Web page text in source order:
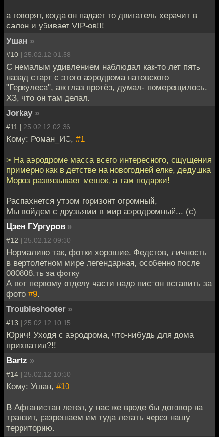
а говорят, когда он падает то двигатель херачит в
салон и убивает VIP-ов!!!
Ушан »
#10 | 25.02.12 01:58
С немалым удивлением наблюдал как-то лет пять
назад старт с этого аэродрома натовского
"Геркулеса", аж глаз протёр, думал- померещилось.
ХЗ, что он там делал.
Jorkay »
#11 | 25.02.12 02:36
Кому: Роман_ИС, #1
> На аэродроме масса всего интересного, ощущения
примерно как в детстве на новогодней елке, дедушка
Мороз развязывает мешок, а там подарки!
Распахнется утром горизонт огромный,
Мы войдем с друзьями в мир аэродромный... (с)
Цзен ГУргуров »
#12 | 25.02.12 09:30
Нормалино так, фотки хорошие. Федотов, личность
в вертолетном мире легендарная, особенно после
080808.ть за фотку
А вот первому отделу части надо пистон вставить за
фото #9.
Troubleshooter »
#13 | 25.02.12 10:15
Юрич! Уходя с аэродрома, что-нибудь для дома
прихватил?!!
Bartz »
#14 | 25.02.12 10:30
Кому: Ушан, #10
В Афганистан летел, у нас же вроде бы договор на
транзит, разрешаем им туда летать через нашу
территорию.